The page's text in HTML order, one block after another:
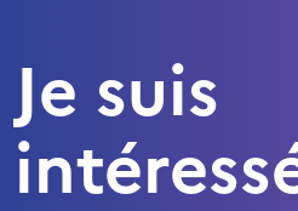
Je suis